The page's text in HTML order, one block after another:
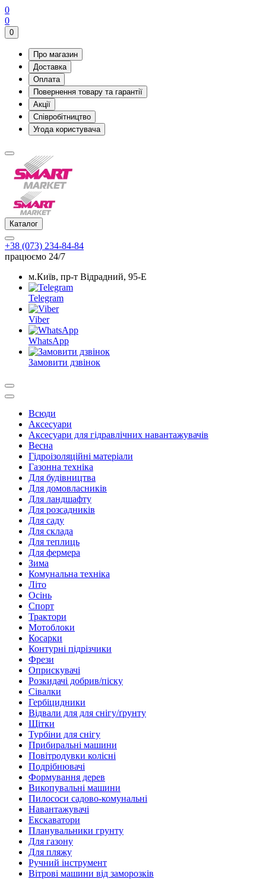
0
0
0
Про магазин
Доставка
Оплата
Повернення товару та гарантії
Акції
Співробітництво
Угода користувача
Каталог
+38 (073) 234-84-84
працюємо 24/7
м.Київ, пр-т Відрадний, 95-Е
Telegram
Viber
WhatsApp
Замовити дзвінок
Всюди
Аксесуари
Аксесуари для гідравлічних навантажувачів
Весна
Гідроізоляційні матеріали
Газонна техніка
Для будівництва
Для домовласників
Для ландшафту
Для розсадників
Для саду
Для склада
Для теплиць
Для фермера
Зима
Комунальна техніка
Літо
Осінь
Спорт
Трактори
Мотоблоки
Косарки
Контурні підрізчики
Фрези
Оприскувачі
Розкидачі добрив/піску
Сівалки
Гербіцидники
Відвали для для снігу/ґрунту
Щітки
Турбіни для снігу
Прибиральні машини
Повітродувки колісні
Подрібнювачі
Формування дерев
Викопувальні машини
Пилососи садово-комунальні
Навантажувачі
Екскаватори
Планувальники грунту
Для газону
Для пляжу
Ручний інструмент
Вітрові машини від заморозків